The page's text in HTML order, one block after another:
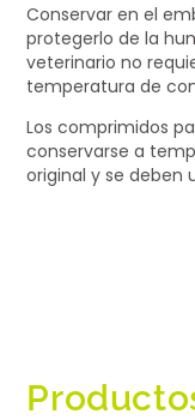
Conservar en el
protegerlo de la
veterinario no
temperatura de
Los comprimidos
conservarse a
original y se deben